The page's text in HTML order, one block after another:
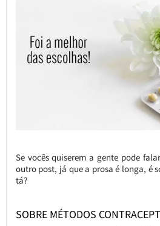
Se vocês quiserem a gente pode
outro post, já que a prosa é longa, é
tá?
SOBRE MÉTODOS